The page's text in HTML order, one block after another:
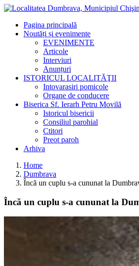
Pagina principală
Noutăți și evenimente
EVENIMENTE
Articole
Interviuri
Anunțuri
ISTORICUL LOCALITĂŢII
Intovarasiri pomicole
Organe de conducere
Biserica Sf. Ierarh Petru Movilă
Istoricul bisericii
Consiliul parohial
Ctitori
Preot paroh
Arhiva
Home
Dumbrava
Încă un cuplu s-a cununat la
Încă un cuplu s-a cununat la